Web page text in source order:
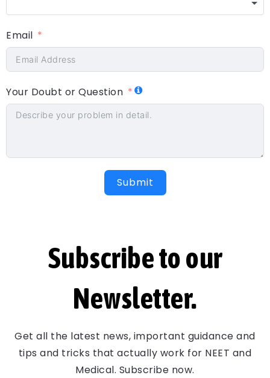
Email
Your Doubt or Question
Submit
Subscribe to our
Newsletter.
Get all the latest news, important guidance and
tips and tricks that actually work for NEET and
Medical. Subscribe now.